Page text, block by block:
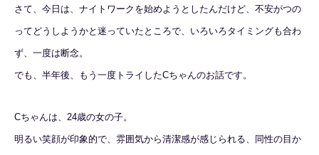
さて、今日は、ナイトワークを始めようとしたんだけど、不安がつの
ってどうしようかと迷っていたところで、いろいろタイミングも合わ
ず、一度は断念。
でも、半年後、もう一度トライしたCちゃんのお話です。
Cちゃんは、24歳の女の子。
明るい笑顔が印象的で、雰囲気から清潔感が感じられる、同性の目か